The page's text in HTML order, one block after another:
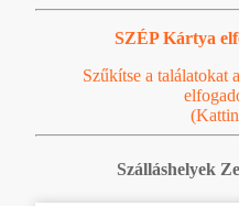
SZÉP Kártya
Szűkítse a találatokat
Szálláshelyek